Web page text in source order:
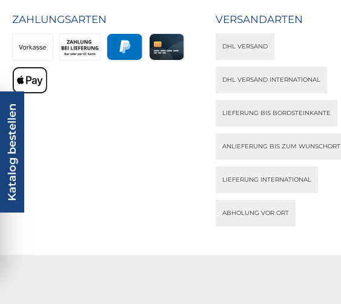
ZAHLUNGSARTEN
Vorkasse
VERSANDARTEN
DHL VERSAND
DHL VERSAND INTERNATIONAL
LIEFERUNG BIS BORDSTEINKANTE
ANLIEFERUNG BIS ZUM WUNSCHORT
LIEFERUNG INTERNATIONAL
ABHOLUNG VOR ORT
Katalog bestellen